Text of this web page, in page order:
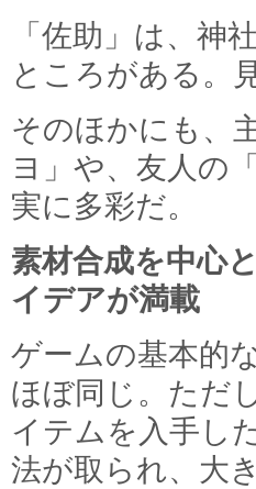
「佐助」は、神
ところがある。
そのほかにも、
ヨ」や、友人の
実に多彩だ。
素材合成を中心
イデアが満載
ゲームの基本的
ほぼ同じ。ただ
イテムを入手し
法が取られ、大